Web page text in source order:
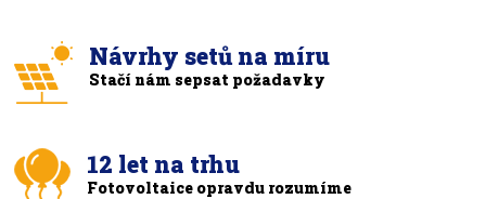
Návrhy setů na míru
Stačí nám sepsat požadavky
12 let na trhu
Fotovoltaice opravdu rozumíme